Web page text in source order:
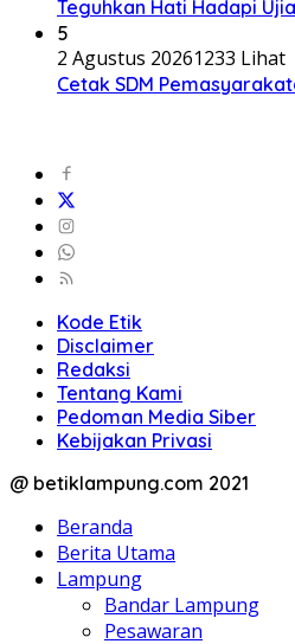
Teguhkan Hati Hadapi
5
2 Agustus 20261233 Lihat
Cetak SDM
Kode Etik
Disclaimer
Redaksi
Tentang Kami
Pedoman Media Siber
Kebijakan Privasi
@ betiklampung.com 2021
Beranda
Berita Utama
Lampung
Bandar Lampung
Pesawaran